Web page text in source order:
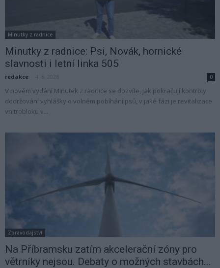
Minutky z radnice
Minutky z radnice: Psi, Novák, hornické
slavnosti i letní linka 505
redakce 0
V novém vydání Minutek z radnice se dozvíte, jak pokračují kontroly
dodržování vyhlášky o volném pobíhání psů, v jaké fázi je revitalizace
vnitrobloku v...
Zpravodajství
Na Příbramsku zatím akcelerační zóny pro
větrníky nejsou. Debaty o možných stavbách...